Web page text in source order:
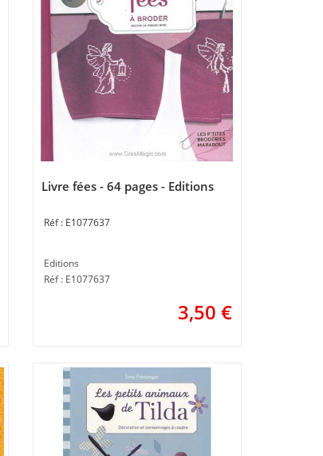
Livre fées - 64 pages - Editions
E1077637
Editions
Réf : E1077637
3,50 €